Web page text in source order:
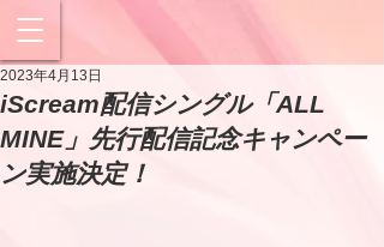
iScream配信シングル「ALL
MINE」先行配信記念キャンペー
ン実施決定！
2023年4月13日